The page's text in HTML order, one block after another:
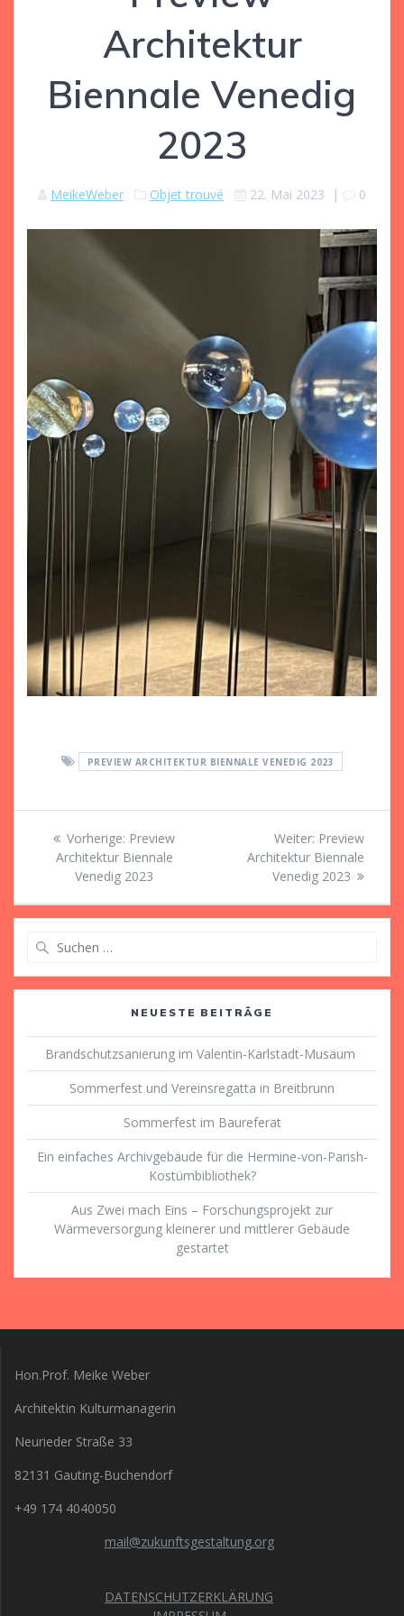
Architektur
Biennale Venedig
2023
MeikeWeber Objet trouvé 22. Mai 2023 | 0
PREVIEW ARCHITEKTUR BIENNALE VENEDIG 2023
Beitragsnavigation
Vorherige: Vorheriger
Beitrag:
Preview
Architektur Biennale
Venedig 2023
Weiter: Nächster
Beitrag:
Preview
Architektur Biennale
Venedig 2023
NEUESTE BEITRÄGE
Brandschutzsanierung im Valentin-Karlstadt-Musäum
Sommerfest und Vereinsregatta in Breitbrunn
Sommerfest im Baureferat
Ein einfaches Archivgebäude für die Hermine-von-Parish-
Kostümbibliothek?
Aus Zwei mach Eins – Forschungsprojekt zur
Wärmeversorgung kleinerer und mittlerer Gebäude
gestartet
Hon.Prof. Meike Weber
Architektin Kulturmanagerin
Neurieder Straße 33
82131 Gauting-Buchendorf
+49 174 4040050
mail@zukunftsgestaltung.org
DATENSCHUTZERKLÄRUNG